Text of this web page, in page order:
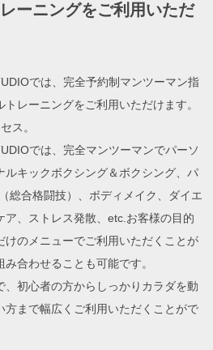
ーニングをご利用いただ
では、完全予約制マンツーマン指
レーニングをご利用いただけます。
ス。
では、完全マンツーマンでパーソ
ルキックボクシング＆ボクシング、パ
総合格闘技）、ボディメイク、ダイエ
ア、ストレス発散、etc.お客様の目的
けのメニューでご利用いただくことが
合わせることも可能です。
、初心者の方からしっかりカラダを動
方まで幅広くご利用いただくことがで